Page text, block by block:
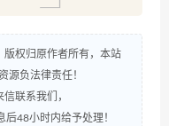
版权归原作者所有，本站
源负法律责任！
联系我们，
48小时内给予处理！